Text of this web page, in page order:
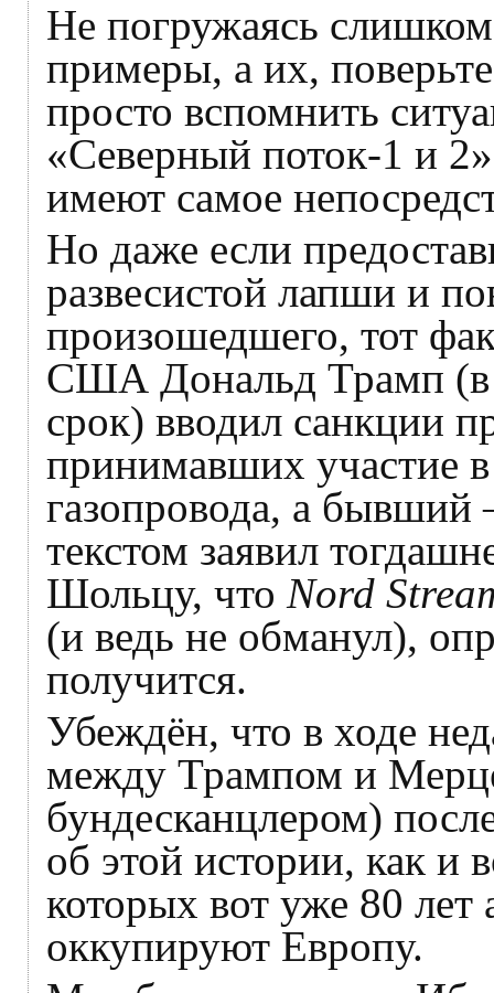
Не погружаясь
примеры, а их,
просто вспомнить
«Северный поток-1 и
имеют самое
Но даже если
развесистой лапши и
произошедшего, тот
США Дональд Трамп (в
срок) вводил санкции
принимавших участие в
газопровода, а
текстом заявил
Шольцу, что Nord
(и ведь не обманул),
получится.
Убеждён, что в ходе
между Трампом и
бундесканцлером)
об этой истории, как и
которых вот уже 80
оккупируют Европу.